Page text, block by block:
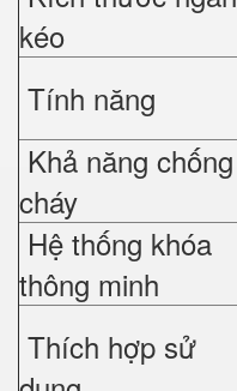
kéo
Tính năng
Khả năng chống
cháy
Hệ thống khóa
thông minh
Thích hợp sử